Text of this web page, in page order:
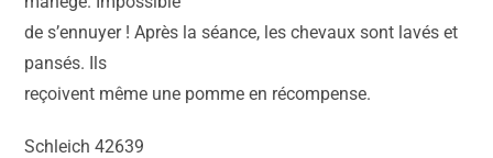
de s’ennuyer ! Après la séance, les chevaux sont lavés et
pansés. Ils
reçoivent même une pomme en récompense.
Schleich42639